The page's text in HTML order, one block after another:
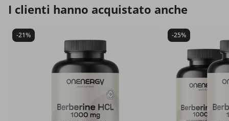
I clienti hanno acquistato anche
-21% -25%